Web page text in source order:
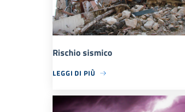
Rischio sismico
LEGGI DI PIÙ